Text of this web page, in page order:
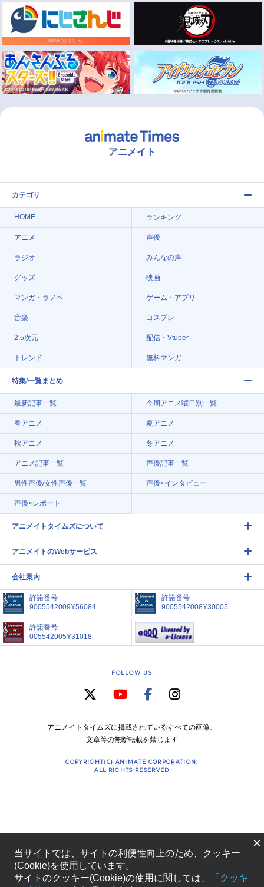
アニメイト
カテゴリ
HOME ランキング
アニメ 声優
ラジオ みんなの声
グッズ 映画
マンガ・ラノベ ゲーム・アプリ
音楽 コスプレ
2.5次元 配信・Vtuber
トレンド 無料マンガ
特集/一覧まとめ
最新記事一覧 今期アニメ曜日別一覧
春アニメ 夏アニメ
秋アニメ 冬アニメ
アニメ記事一覧 声優記事一覧
男性声優/女性声優一覧 声優×インタビュー
声優×レポート
アニメイトタイムズについて
アニメイトのWebサービス
会社案内
許諾番号
9005542009Y56084
許諾番号
9005542008Y30005
許諾番号
005542005Y31018
FOLLOW US
アニメイトタイムズに掲載されているすべての画像、
文章等の無断転載を禁じます
COPYRIGHT(C) ANIMATE CORPORATION.
ALL RIGHTS RESERVED
×
当サイトでは、サイトの利便性向上のため、クッキー
(Cookie)を使用しています。
サイトのクッキー(Cookie)の使用に関しては、
「クッキ